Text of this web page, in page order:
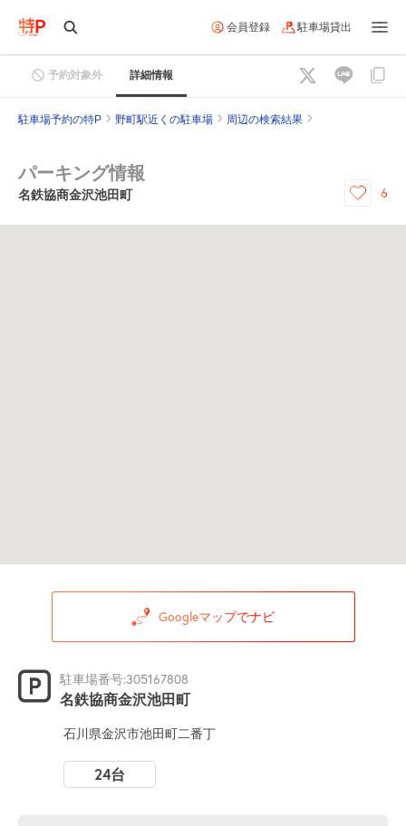
会員登録 駐車場貸出
予約対象外 詳細情報
駐車場予約の特P 野町駅近くの駐車場 周辺の検索結果
パーキング情報
名鉄協商金沢池田町 6
Googleマップでナビ
駐車場番号:305167808
名鉄協商金沢池田町
石川県金沢市池田町二番丁
24台